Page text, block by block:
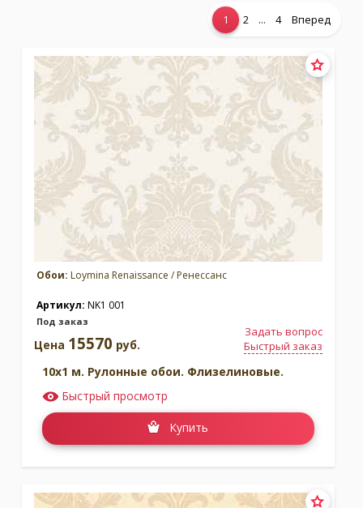
Личный кабинет
Москва (сменить город)
Заказать обратный звонок
1 2 ... 4 Вперед
Обои: Loymina Renaissance / Ренессанс
Артикул: NK1 001
Под заказ
Задать вопрос
Быстрый заказ
Цена 15570 руб.
10x1 м. Рулонные обои. Флизелиновые.
Быстрый просмотр
Купить